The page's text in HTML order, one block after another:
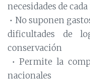
necesidades de
• No suponen
dificultades de
conservación
• Permite la
nacionales